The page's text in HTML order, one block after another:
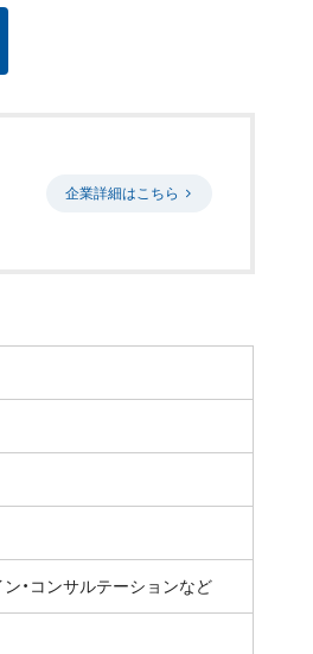
企業詳細はこちら
ン・コンサルテーションなど